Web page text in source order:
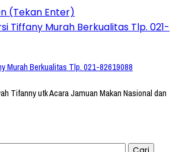
(Tekan Enter)
Murah Berkualitas Tlp. 021-82619088
Tifanny utk Acara Jamuan Makan Nasional dan